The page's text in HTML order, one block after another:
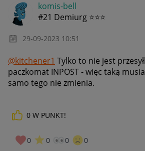
komis-bell
#21 Demiurg ⭐⭐⭐
‎29-09-2023 10:51
@kitchener1 Tylko to nie jest
paczkomat INPOST - więc taką
samo tego nie zmienia.
0 W PUNKT!
0 0 0 0